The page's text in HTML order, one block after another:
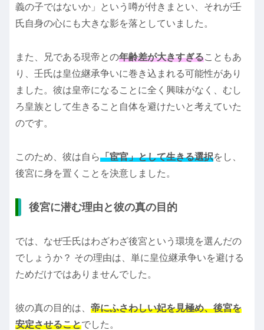
義の子ではないか」という噂が付きまとい、それが壬
氏自身の心にも大きな影を落としていました。
また、兄である現帝との年齢差が大きすぎることもあ
り、壬氏は皇位継承争いに巻き込まれる可能性があり
ました。彼は皇帝になることに全く興味がなく、むし
ろ皇族として生きること自体を避けたいと考えていた
のです。
このため、彼は自ら「宦官」として生きる選択をし、
後宮に身を置くことを決意しました。
後宮に潜む理由と彼の真の目的
では、なぜ壬氏はわざわざ後宮という環境を選んだの
でしょうか？ その理由は、単に皇位継承争いを避ける
ためだけではありませんでした。
彼の真の目的は、 帝にふさわしい妃を見極め、後宮を
安定させることでした。